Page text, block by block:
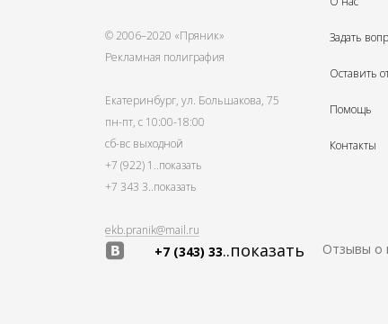
© 2006–2020 «Пряник»
Рекламная полиграфия
Екатеринбург, ул. Большакова, 75
пн-пт, с 10:00-18:00
сб-вс выходной
+7 (922) 1 ..показать
+7 343 3..показать
ekb.pranik@mail.ru
Задать
Оставить
Помощь
Контакты
+7 (343) 33..показать Отзывы о